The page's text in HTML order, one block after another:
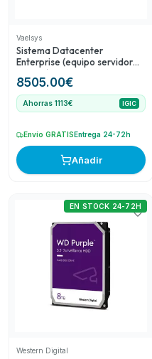
Vaelsys
Sistema Datacenter
Enterprise (equipo servidor
rack 1U) para 20 dispositivos
de conteo (data feed)
ampliable a 200
8505.00€
Ahorras 1113€ IGIC
Envío GRATISEntrega 24-72h
Añadir
Western Digital
EN STOCK 24-72H